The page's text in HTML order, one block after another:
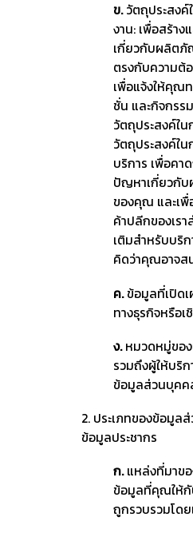
ข.วัตถุประสงค์
งาน: เพื่อสร้าง
เกี่ยวกับผลิตภั
ตรงกับความต้
เพื่อแจ้งให้คุณ
ชั่น และกิจกรร
วัตถุประสงค์ใน
วัตถุประสงค์ใน
บริการ เพื่อคา
ปัญหาเกี่ยวกั
ของคุณ และเพื่
ค้าปลีกของเร
เติมสำหรับบริ
คิดว่าคุณอาจส
ค.ข้อมูลที่เปิดเ
ทางธุรกิจหรือ
ง.หมวดหมู่ขอ
รวมถึงผู้ให้บริ
ข้อมูลส่วนบุคค
2. ประเภทของข้อมูล
ข้อมูลประชากร
ก.แหล่งที่มาข
ข้อมูลที่คุณให้กั
ถูกรวบรวมโด